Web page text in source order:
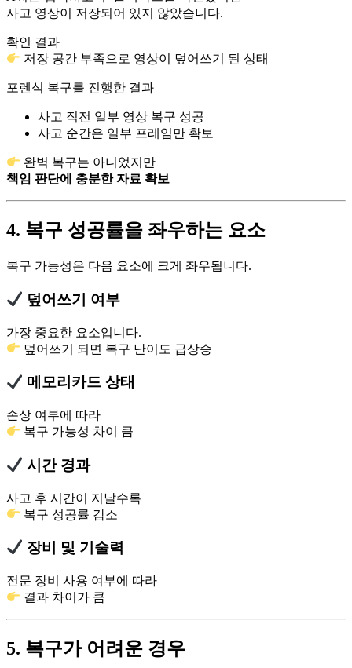
사고 영상이 저장되어 있지 않았습니다.
확인 결과
저장 공간 부족으로 영상이 덮어쓰기 된 상태
포렌식 복구를 진행한 결과
사고 직전 일부 영상 복구 성공
사고 순간은 일부 프레임만 확보
완벽 복구는 아니었지만
책임 판단에 충분한 자료 확보
4. 복구 성공률을 좌우하는 요소
복구 가능성은 다음 요소에 크게 좌우됩니다.
덮어쓰기 여부
가장 중요한 요소입니다.
덮어쓰기 되면 복구 난이도 급상승
메모리카드 상태
손상 여부에 따라
복구 가능성 차이 큼
시간 경과
사고 후 시간이 지날수록
복구 성공률 감소
장비 및 기술력
전문 장비 사용 여부에 따라
결과 차이가 큼
5. 복구가 어려운 경우